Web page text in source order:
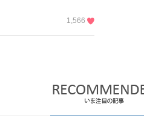
1,566